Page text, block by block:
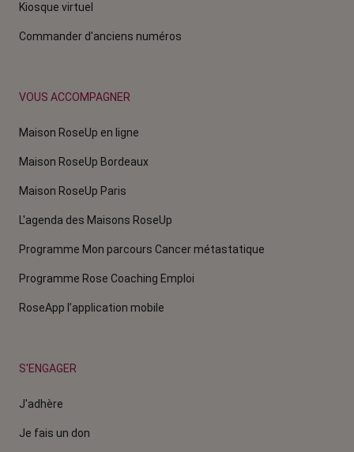
Kiosque virtuel
Commander d'anciens numéros
VOUS ACCOMPAGNER
Maison RoseUp en ligne
Maison RoseUp Bordeaux
Maison RoseUp Paris
L'agenda des Maisons RoseUp
Programme Mon parcours Cancer métastatique
Programme Rose Coaching Emploi
RoseApp l’application mobile
S'ENGAGER
J'adhère
Je fais un don